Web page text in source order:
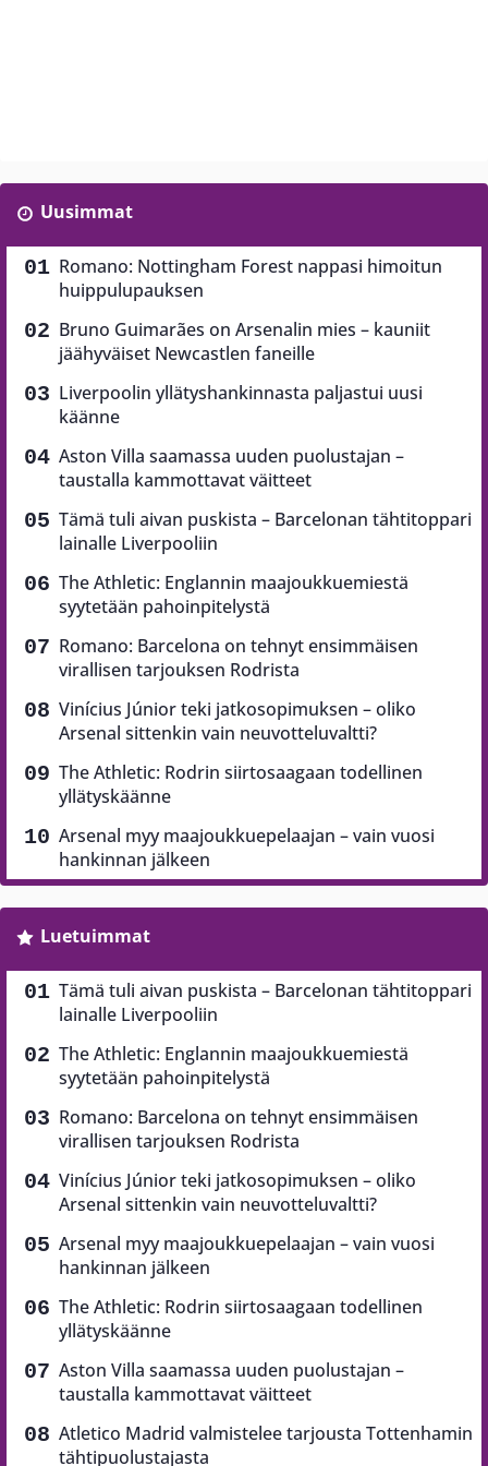
Uusimmat
Romano: Nottingham Forest nappasi himoitun
huippulupauksen
Bruno Guimarães on Arsenalin mies – kauniit
jäähyväiset Newcastlen faneille
Liverpoolin yllätyshankinnasta paljastui uusi
käänne
Aston Villa saamassa uuden puolustajan –
taustalla kammottavat väitteet
Tämä tuli aivan puskista – Barcelonan tähtitoppari
lainalle Liverpooliin
The Athletic: Englannin maajoukkuemiestä
syytetään pahoinpitelystä
Romano: Barcelona on tehnyt ensimmäisen
virallisen tarjouksen Rodrista
Vinícius Júnior teki jatkosopimuksen – oliko
Arsenal sittenkin vain neuvotteluvaltti?
The Athletic: Rodrin siirtosaagaan todellinen
yllätyskäänne
Arsenal myy maajoukkuepelaajan – vain vuosi
hankinnan jälkeen
Luetuimmat
Tämä tuli aivan puskista – Barcelonan tähtitoppari
lainalle Liverpooliin
The Athletic: Englannin maajoukkuemiestä
syytetään pahoinpitelystä
Romano: Barcelona on tehnyt ensimmäisen
virallisen tarjouksen Rodrista
Vinícius Júnior teki jatkosopimuksen – oliko
Arsenal sittenkin vain neuvotteluvaltti?
Arsenal myy maajoukkuepelaajan – vain vuosi
hankinnan jälkeen
The Athletic: Rodrin siirtosaagaan todellinen
yllätyskäänne
Aston Villa saamassa uuden puolustajan –
taustalla kammottavat väitteet
Atletico Madrid valmistelee tarjousta Tottenhamin
tähtipuolustajasta